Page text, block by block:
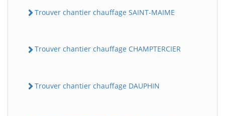
Trouver chantier chauffage SAINT-MAIME
Trouver chantier chauffage CHAMPTERCIER
Trouver chantier chauffage DAUPHIN